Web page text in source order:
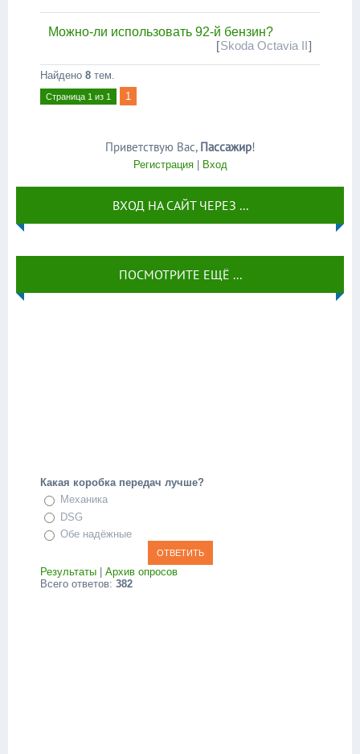
Можно-ли использовать 92-й бензин?
[Skoda Octavia II ]
Найдено 8 тем.
Страница 1 из 1 1
Приветствую Вас, Пассажир!
Регистрация| Вход
ВХОД НА САЙТ ЧЕРЕЗ ...
ПОСМОТРИТЕ ЕЩЁ ...
Какая коробка передач лучше?
Механика
DSG
Обе надёжные
Результаты | Архив опросов
Всего ответов: 382